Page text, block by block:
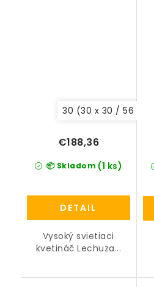
30 (30 x 30 / 56 cm)
📦 Skladom (1 ks)
€188,36
DETAIL
Vysoký svietiaci
kvetináč Lechuza...